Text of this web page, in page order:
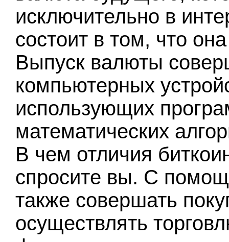
исключительно в
состоит в том, что
Выпуск валюты
компьютерных
использующих
математических
В чем отличия
спросите вы. С
также совершать
осуществлять